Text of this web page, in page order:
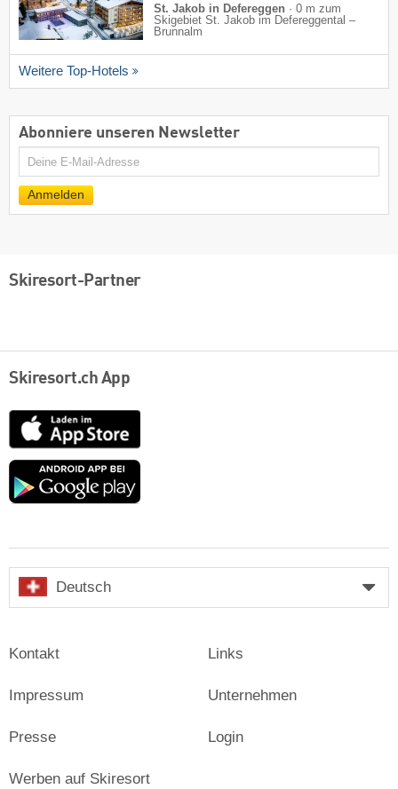
St. Jakob in Defereggen · 0 m zum
Skigebiet St. Jakob im Defereggental –
Brunnalm
Weitere Top-Hotels
Abonniere unseren Newsletter
E-
Mail
Anmelden
Skiresort-Partner
Skiresort.ch App
App
Store
Google
Deutsch
Kontakt
Impressum
Presse
Links
Unternehmen
Login
Werben auf Skiresort